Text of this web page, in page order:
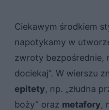
Ciekawym środkiem
napotykamy w
zwroty bezpośrednie,
dociekaj”. W wierszu
epitety, np. „złudna
boży” oraz metafory,